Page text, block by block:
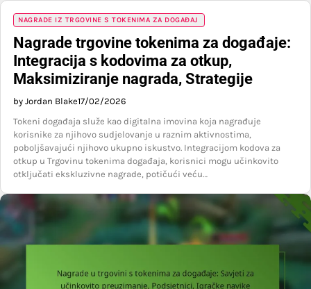
NAGRADE IZ TRGOVINE S TOKENIMA ZA DOGAĐAJ
Nagrade trgovine tokenima za događaje:
Integracija s kodovima za otkup,
Maksimiziranje nagrada, Strategije
by Jordan Blake17/02/2026
Tokeni događaja služe kao digitalna imovina koja nagrađuje
korisnike za njihovo sudjelovanje u raznim aktivnostima,
poboljšavajući njihovo ukupno iskustvo. Integracijom kodova za
otkup u Trgovinu tokenima događaja, korisnici mogu učinkovito
otključati ekskluzivne nagrade, potičući veću…